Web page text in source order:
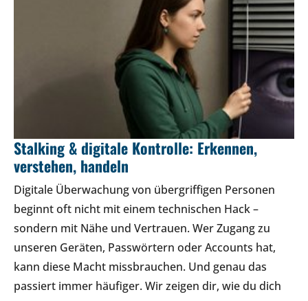
Stalking & digitale Kontrolle: Erkennen,
verstehen, handeln
Digitale Überwachung von übergriffigen Personen
beginnt oft nicht mit einem technischen Hack –
sondern mit Nähe und Vertrauen. Wer Zugang zu
unseren Geräten, Passwörtern oder Accounts hat,
kann diese Macht missbrauchen. Und genau das
passiert immer häufiger. Wir zeigen dir, wie du dich